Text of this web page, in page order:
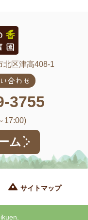
北区津高408-1
合わせ
3755
17:00)
ム
サイトマップ